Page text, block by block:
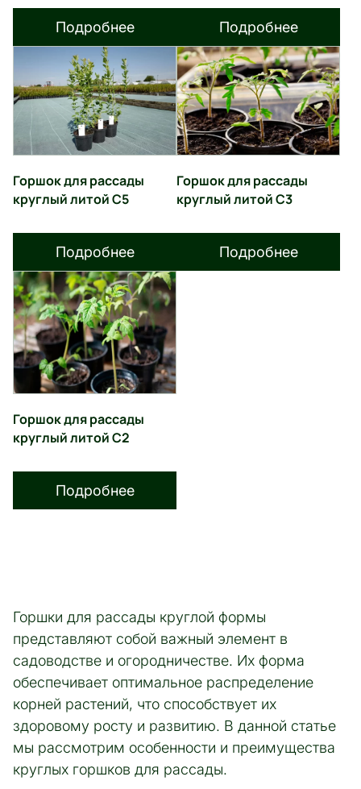
Подробнее Подробнее
Горшок для рассады
круглый литой С5
Подробнее
Горшок для рассады
круглый литой С3
Подробнее
Горшок для рассады
круглый литой С2
Подробнее
Горшки для рассады круглой формы
представляют собой важный элемент в
садоводстве и огородничестве. Их форма
обеспечивает оптимальное распределение
корней растений, что способствует их
здоровому росту и развитию. В данной статье
мы рассмотрим особенности и преимущества
круглых горшков для рассады.